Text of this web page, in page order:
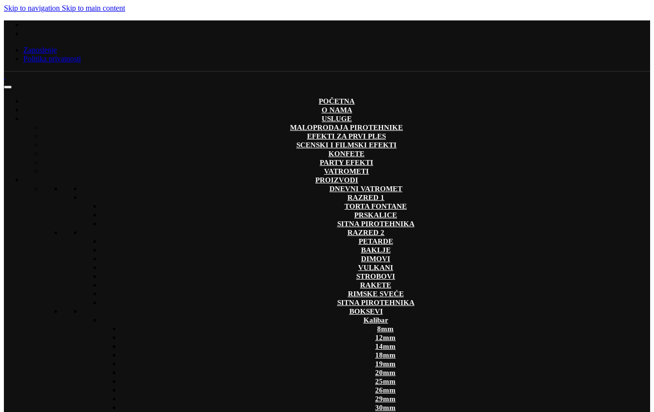
Skip to navigation Skip to main content
Zaposlenje
Politika privatnosti
POČETNA
O NAMA
USLUGE
MALOPRODAJA PIROTEHNIKE
EFEKTI ZA PRVI PLES
SCENSKI I FILMSKI EFEKTI
KONFETE
PARTY EFEKTI
VATROMETI
PROIZVODI
DNEVNI VATROMET
RAZRED 1
TORTA FONTANE
PRSKALICE
SITNA PIROTEHNIKA
RAZRED 2
PETARDE
BAKLJE
DIMOVI
VULKANI
STROBOVI
RAKETE
RIMSKE SVEĆE
SITNA PIROTEHNIKA
BOKSEVI
Kalibar
8mm
12mm
14mm
18mm
19mm
20mm
25mm
26mm
29mm
30mm